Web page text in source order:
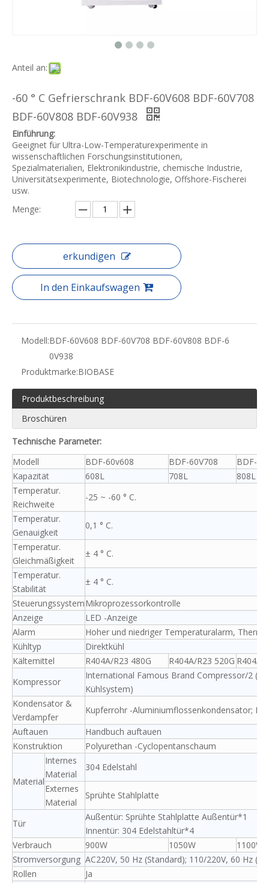
Anteil an:
-60 ° C Gefrierschrank BDF-60V608 BDF-60V708
BDF-60V808 BDF-60V938
Einführung:
Geeignet für Ultra-Low-Temperaturexperimente in
wissenschaftlichen Forschungsinstitutionen,
Spezialmaterialien, Elektronikindustrie, chemische Industrie,
Universitätsexperimente, Biotechnologie, Offshore-Fischerei
usw.
Menge:
erkundigen
In den Einkaufswagen
Modell:BDF-60V608 BDF-60V708 BDF-60V808 BDF-6
0V938
Produktmarke:BIOBASE
Produktbeschreibung
Broschüren
Technische Parameter:
Modell
BDF-60v608 BDF-60V708
BDF-
Kapazität
608L 708L
808L
Temperatur.
Reichweite
-25 ~ -60 ° C.
Temperatur.
Genauigkeit
0,1 ° C.
Temperatur.
Gleichmäßigkeit
± 4 ° C.
Temperatur.
Stabilität
± 4 ° C.
SteuerungssystemMikroprozessorkontrolle
Anzeige
LED -Anzeige
Alarm
Hoher und niedriger Temperaturalarm,
Kühltyp
Direktkühl
Kältemittel
R404A/R23 480G R404A/R23 520G R404A/
Kompressor
International Famous Brand Compressor/2
Kühlsystem)
Kondensator &
Verdampfer
Kupferrohr -Aluminiumflossenkondensator;
Auftauen
Handbuch auftauen
Konstruktion
Polyurethan -Cyclopentanschaum
Material
Internes
Material
304 Edelstahl
Externes
Material
Sprühte Stahlplatte
Tür
Außentür: Sprühte Stahlplatte Außentür*1
Innentür: 304 Edelstahltür*4
Verbrauch
900W 1050W
1100W
Stromversorgung AC220V, 50 Hz (Standard); 110/220V, 60 Hz
Rollen
Ja